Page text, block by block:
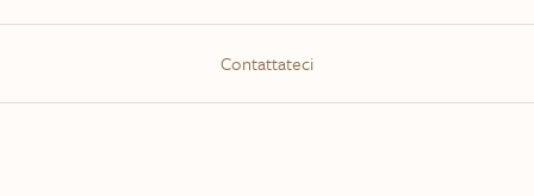
Contattateci